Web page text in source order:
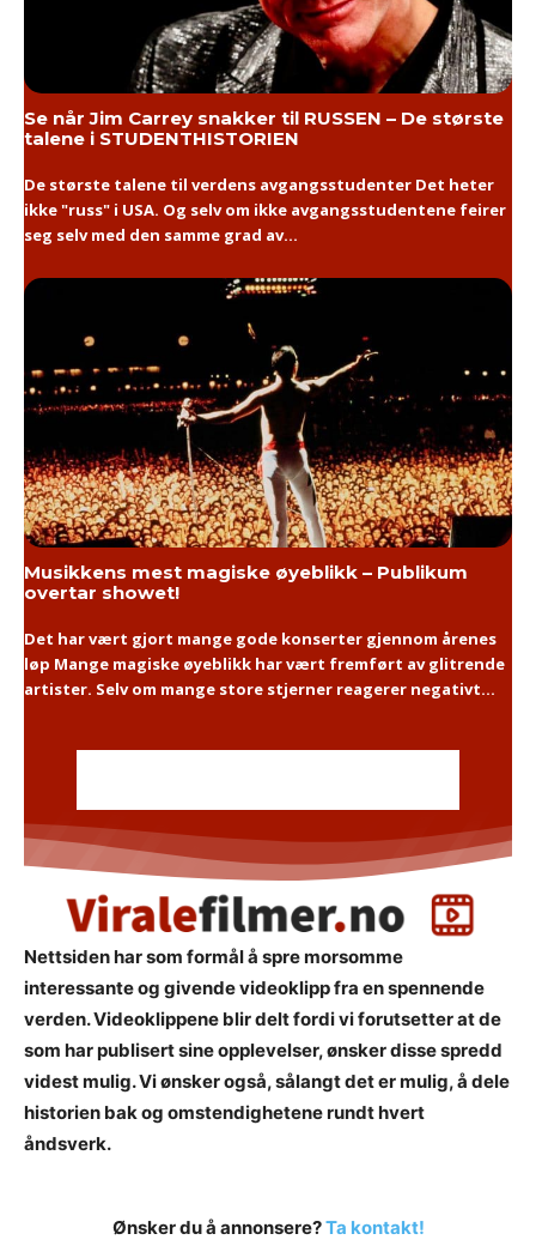
Se når Jim Carrey snakker til RUSSEN – De største
talene i STUDENTHISTORIEN
De største talene til verdens avgangsstudenter Det heter
ikke "russ" i USA. Og selv om ikke avgangsstudentene feirer
seg selv med den samme grad av...
Musikkens mest magiske øyeblikk – Publikum
overtar showet!
Det har vært gjort mange gode konserter gjennom årenes
løp Mange magiske øyeblikk har vært fremført av glitrende
artister. Selv om mange store stjerner reagerer negativt...
Nettsiden har som formål å spre morsomme
interessante og givende videoklipp fra en spennende
verden. Videoklippene blir delt fordi vi forutsetter at de
som har publisert sine opplevelser, ønsker disse spredd
videst mulig. Vi ønsker også, sålangt det er mulig, å dele
historien bak og omstendighetene rundt hvert
åndsverk.
Ønsker du å annonsere?Ta kontakt!